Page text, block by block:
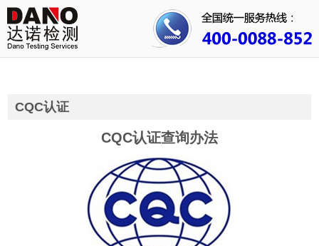
首页
关于我们
CQC认证
CQC认证查询办法